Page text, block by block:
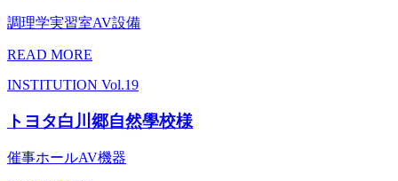
調理学実習室AV設備
READ MORE
INSTITUTION Vol.19
トヨタ白川郷自然學校様
催事ホールAV機器